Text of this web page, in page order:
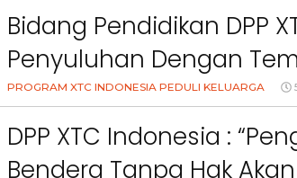
Bidang Pendidikan DPP
Penyuluhan Dengan
Peran Orang Tua Dalam
Kesehatan Anak Di Era
PROGRAM XTC INDONESIA PEDULI KELUARGA
DPP XTC Indonesia :
Bendera Tanpa Hak